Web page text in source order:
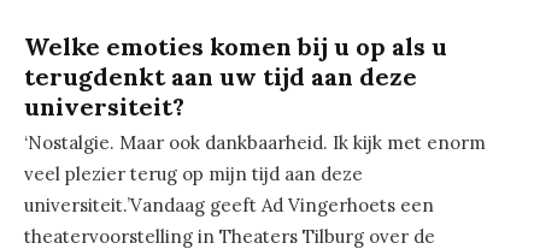
Welke emoties komen bij u op als u
terugdenkt aan uw tijd aan deze
universiteit?
‘Nostalgie. Maar ook dankbaarheid. Ik kijk met enorm
veel plezier terug op mijn tijd aan deze
universiteit.’Vandaag geeft Ad Vingerhoets een
theatervoorstelling in Theaters Tilburg over de